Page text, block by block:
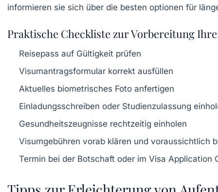
Praktische Checkliste zur Vorbereitung
Reisepass auf Gültigkeit prüfen
Visumantragsformular korrekt ausfüllen
Aktuelles biometrisches Foto anfertigen
Einladungsschreiben oder Studienzulassung
Gesundheitszeugnisse rechtzeitig einholen
Visumgebühren vorab klären und voraussichtlich
Termin bei der Botschaft oder im Visa Application